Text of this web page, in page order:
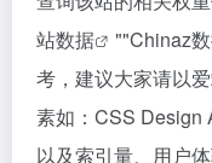
站数据
""Chinaz
考，建议大家请以
素如：CSS Design
以及索引量、用户